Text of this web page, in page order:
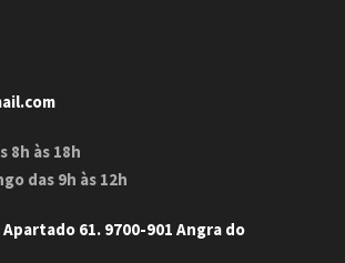
8h às 18h
das 9h às 12h
Apartado 61. 9700-901 Angra do